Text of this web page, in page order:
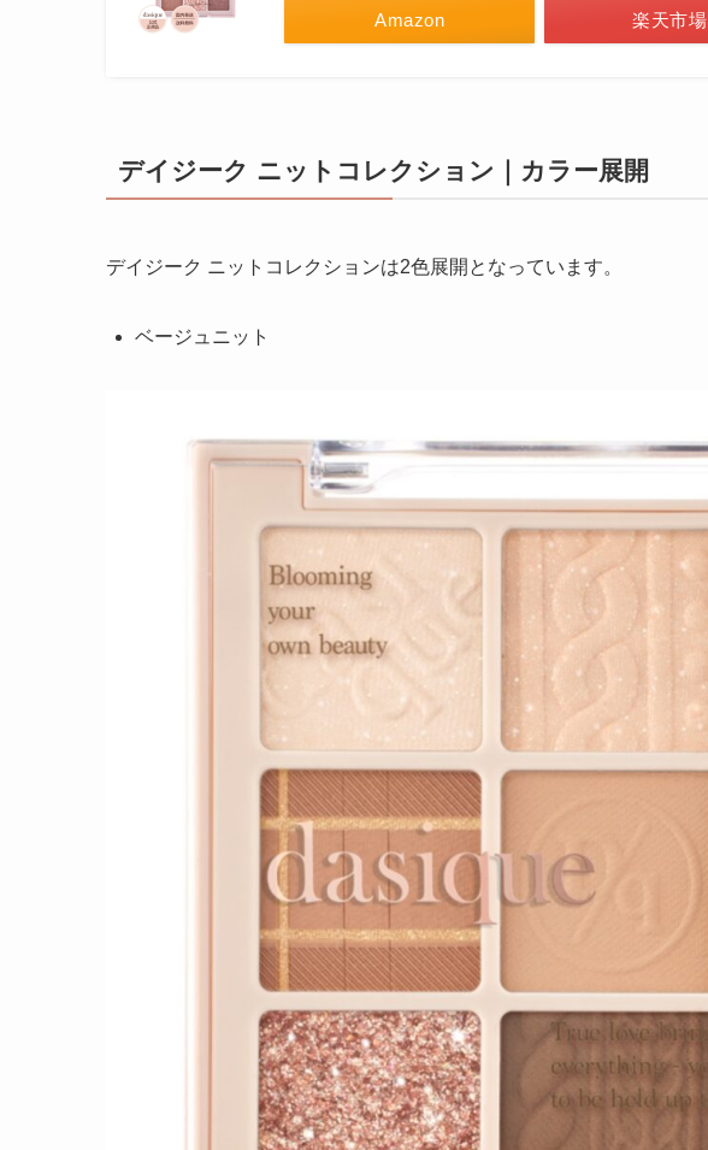
Amazon 楽天市場
デイジーク ニットコレクション｜カラー展開
デイジーク ニットコレクションは2色展開となっています。
ベージュニット